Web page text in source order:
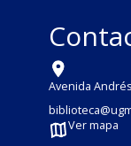
Avenida
Ver mapa